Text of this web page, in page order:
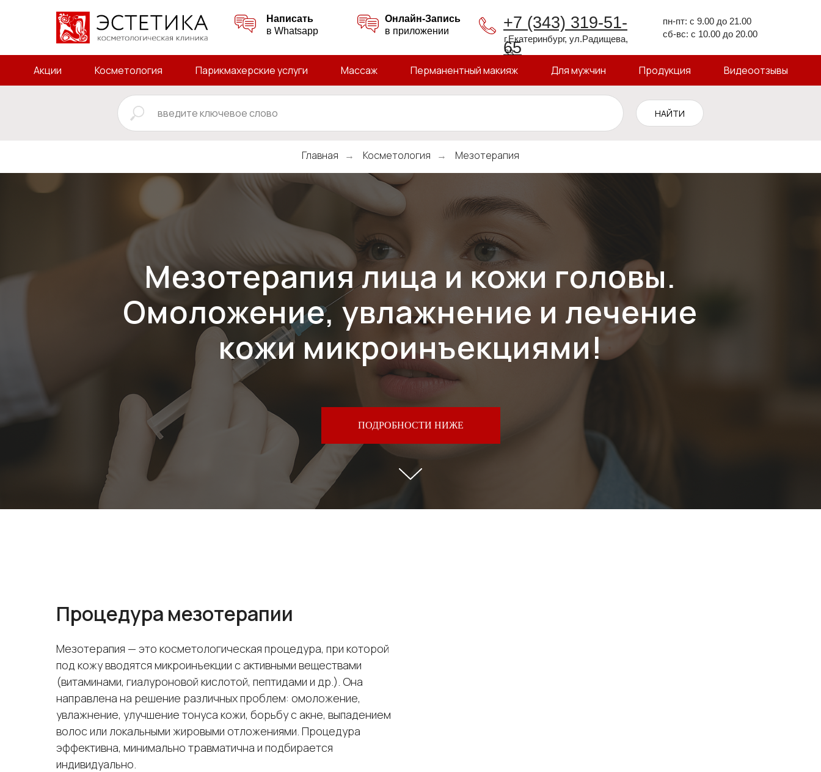
Написать
в Whatsapp
Онлайн-Запись
в приложении
+7 (343) 319-51-
65
пн-пт: с 9.00 до 21.00
сб-вс: с 10.00 до 20.00
г.Екатеринбург, ул.Радищева,
33
Акции Косметология Парикмахерские услуги Массаж Перманентный макияж Для мужчин Продукция Видеоотзывы
НАЙТИ
Главная → Косметология → Мезотерапия
Мезотерапия лица и кожи головы.
Омоложение, увлажнение и лечение
кожи микроинъекциями!
ПОДРОБНОСТИ НИЖЕ
Процедура мезотерапии
Мезотерапия — это косметологическая процедура, при которой
под кожу вводятся микроинъекции с активными веществами
(витаминами, гиалуроновой кислотой, пептидами и др.). Она
направлена на решение различных проблем: омоложение,
увлажнение, улучшение тонуса кожи, борьбу с акне, выпадением
волос или локальными жировыми отложениями. Процедура
эффективна, минимально травматична и подбирается
индивидуально.